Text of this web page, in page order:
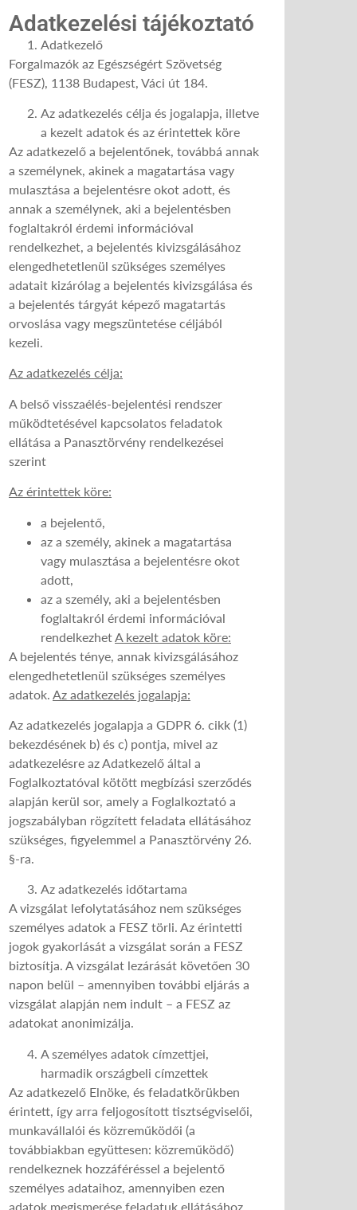
Adatkezelési tájékoztató
Adatkezelő
Forgalmazók az Egészségért Szövetség
(FESZ), 1138 Budapest, Váci út 184.
Az adatkezelés célja és jogalapja, illetve
a kezelt adatok és az érintettek köre
Az adatkezelő a bejelentőnek, továbbá annak
a személynek, akinek a magatartása vagy
mulasztása a bejelentésre okot adott, és
annak a személynek, aki a bejelentésben
foglaltakról érdemi információval
rendelkezhet, a bejelentés kivizsgálásához
elengedhetetlenül szükséges személyes
adatait kizárólag a bejelentés kivizsgálása és
a bejelentés tárgyát képező magatartás
orvoslása vagy megszüntetése céljából
kezeli.
Az adatkezelés célja:
A belső visszaélés-bejelentési rendszer
működtetésével kapcsolatos feladatok
ellátása a Panasztörvény rendelkezései
szerint
Az érintettek köre:
a bejelentő,
az a személy, akinek a magatartása
vagy mulasztása a bejelentésre okot
adott,
az a személy, aki a bejelentésben
foglaltakról érdemi információval
rendelkezhet A kezelt adatok köre:
A bejelentés ténye, annak kivizsgálásához
elengedhetetlenül szükséges személyes
adatok. Az adatkezelés jogalapja:
Az adatkezelés jogalapja a GDPR 6. cikk (1)
bekezdésének b) és c) pontja, mivel az
adatkezelésre az Adatkezelő által a
Foglalkoztatóval kötött megbízási szerződés
alapján kerül sor, amely a Foglalkoztató a
jogszabályban rögzített feladata ellátásához
szükséges, figyelemmel a Panasztörvény 26.
§-ra.
Az adatkezelés időtartama
A vizsgálat lefolytatásához nem szükséges
személyes adatok a FESZ törli. Az érintetti
jogok gyakorlását a vizsgálat során a FESZ
biztosítja. A vizsgálat lezárását követően 30
napon belül – amennyiben további eljárás a
vizsgálat alapján nem indult – a FESZ az
adatokat anonimizálja.
A személyes adatok címzettjei,
harmadik országbeli címzettek
Az adatkezelő Elnöke, és feladatkörükben
érintett, így arra feljogosított tisztségviselői,
munkavállalói és közreműködői (a
továbbiakban együttesen: közreműködő)
rendelkeznek hozzáféréssel a bejelentő
személyes adataihoz, amennyiben ezen
adatok megismerése feladatuk ellátásához